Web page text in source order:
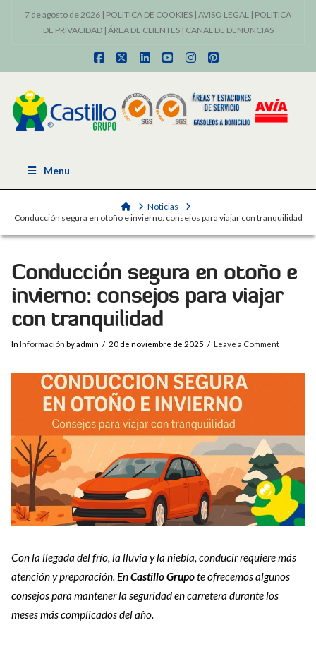
7 de agosto de 2026 | POLITICA DE COOKIES | AVISO LEGAL | POLITICA
DE PRIVACIDAD| ÁREA DE CLIENTES| CANAL DE DENUNCIAS
Facebook
X LinkedInYouTubeInstagram
Pinterest
Menu
HomeNoticias
Conducción segura en otoño e invierno: consejos para viajar con tranquilidad
Conducción segura en otoño e
invierno: consejos para viajar
con tranquilidad
In Información by admin 20 de noviembre de 2025 Leave a Comment
Con la llegada del frío, la lluvia y la niebla, conducir requiere más
atención y preparación. EnCastillo Grupote ofrecemos algunos
consejos para mantener la seguridad en carretera durante los
meses más complicados del año.